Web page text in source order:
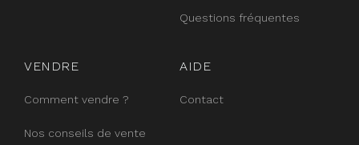
Questions fréquentes
VENDRE
Comment vendre ?
Nos conseils de vente
AIDE
Contact